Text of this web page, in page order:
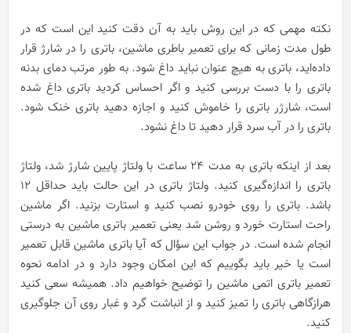
نکته مهمی که در این روش باید به آن دقت کنید این است که در
طول مدت زمانی که برای تعمیر باطری ماشین، باتری را در شارژ قرار
داده‌اید، باتری به هیچ عنوان نباید داغ شود. به طور مرتب دمای بدنه
باتری را با دست بررسی کنید و اگر احساس کردید باتری داغ شده
است، شارژر باتری را خاموش کنید و اجازه دهید باتری خنک شود.
باتری را در آب سرد قرار دهید تا داغ نشود.
بعد از اینکه باتری به مدت 24 ساعت با ولتاژ پایین شارژ شد، ولتاژ
باتری را اندازه‌گیری کنید. ولتاژ باتری در این حالت باید حداقل 12
باشد. باتری را روی خودرو نصب کنید و استارت بزنید. اگر ماشین
راحت استارت خورد و روشن شد یعنی تعمیر باتری ماشین به درستی
انجام شده است. در جواب این سؤال که آیا باتری ماشین قابل تعمیر
است یا خیر باید بگوییم که این امکان وجود دارد و در ادامه نحوه
تعمیر باتری اتمی ماشین را توضیح خواهیم داد. همیشه سعی کنید
هرازگاهی باتری را تمیز کنید و از انباشت گرد و غبار روی آن جلوگیری
کنید.